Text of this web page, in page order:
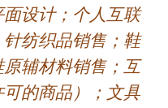
设计；个人互联
纺织品销售；鞋
辅材料销售；互
的商品）；文具